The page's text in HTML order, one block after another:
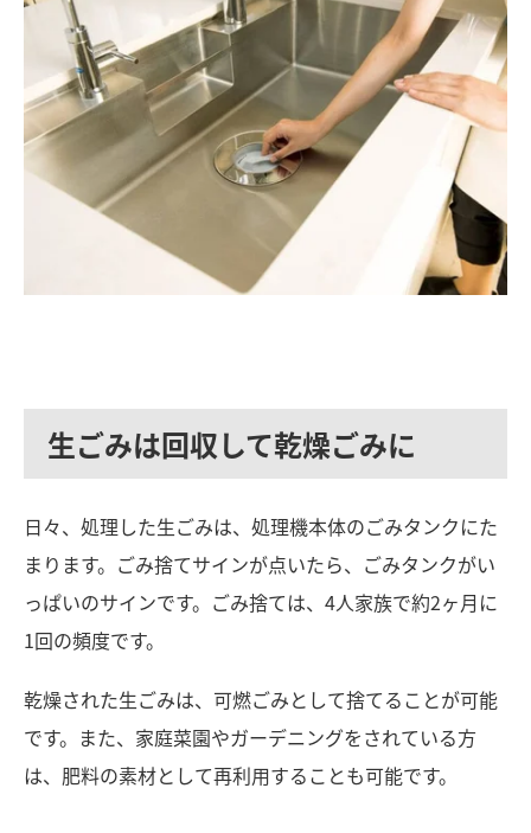
生ごみは回収して乾燥ごみに
日々、処理した生ごみは、処理機本体のごみタンクにた
まります。ごみ捨てサインが点いたら、ごみタンクがい
っぱいのサインです。ごみ捨ては、4人家族で約2ヶ月に
1回の頻度です。
乾燥された生ごみは、可燃ごみとして捨てることが可能
です。また、家庭菜園やガーデニングをされている方
は、肥料の素材として再利用することも可能です。